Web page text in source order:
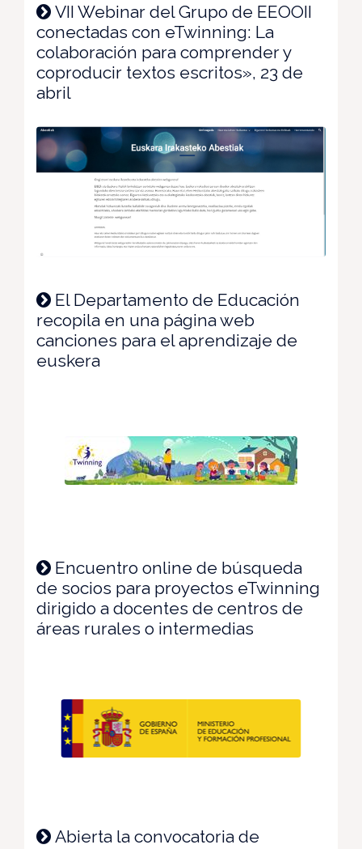
VII Webinar del Grupo de EEOOII
conectadas con eTwinning: La
colaboración para comprender y
coproducir textos escritos», 23 de
abril
El Departamento de Educación
recopila en una página web
canciones para el aprendizaje de
euskera
Encuentro online de búsqueda
de socios para proyectos eTwinning
dirigido a docentes de centros de
áreas rurales o intermedias
Abierta la convocatoria de